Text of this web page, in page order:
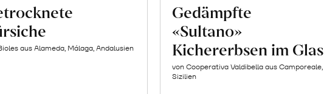
aus Alameda, Málaga, Andalusien
Gedämpfte
«Sultano»
Kichererbsen im Glas
von Cooperativa Valdibella aus Camporeale,
Sizilien